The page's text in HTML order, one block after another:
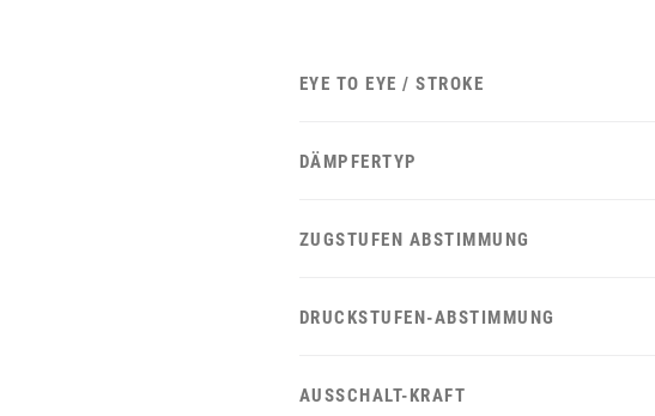
EYE TO EYE / STROKE
DÄMPFERTYP
ZUGSTUFEN ABSTIMMUNG
DRUCKSTUFEN-ABSTIMMUNG
AUSSCHALT-KRAFT